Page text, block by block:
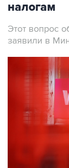
налогам
Этот вопрос
заявили в